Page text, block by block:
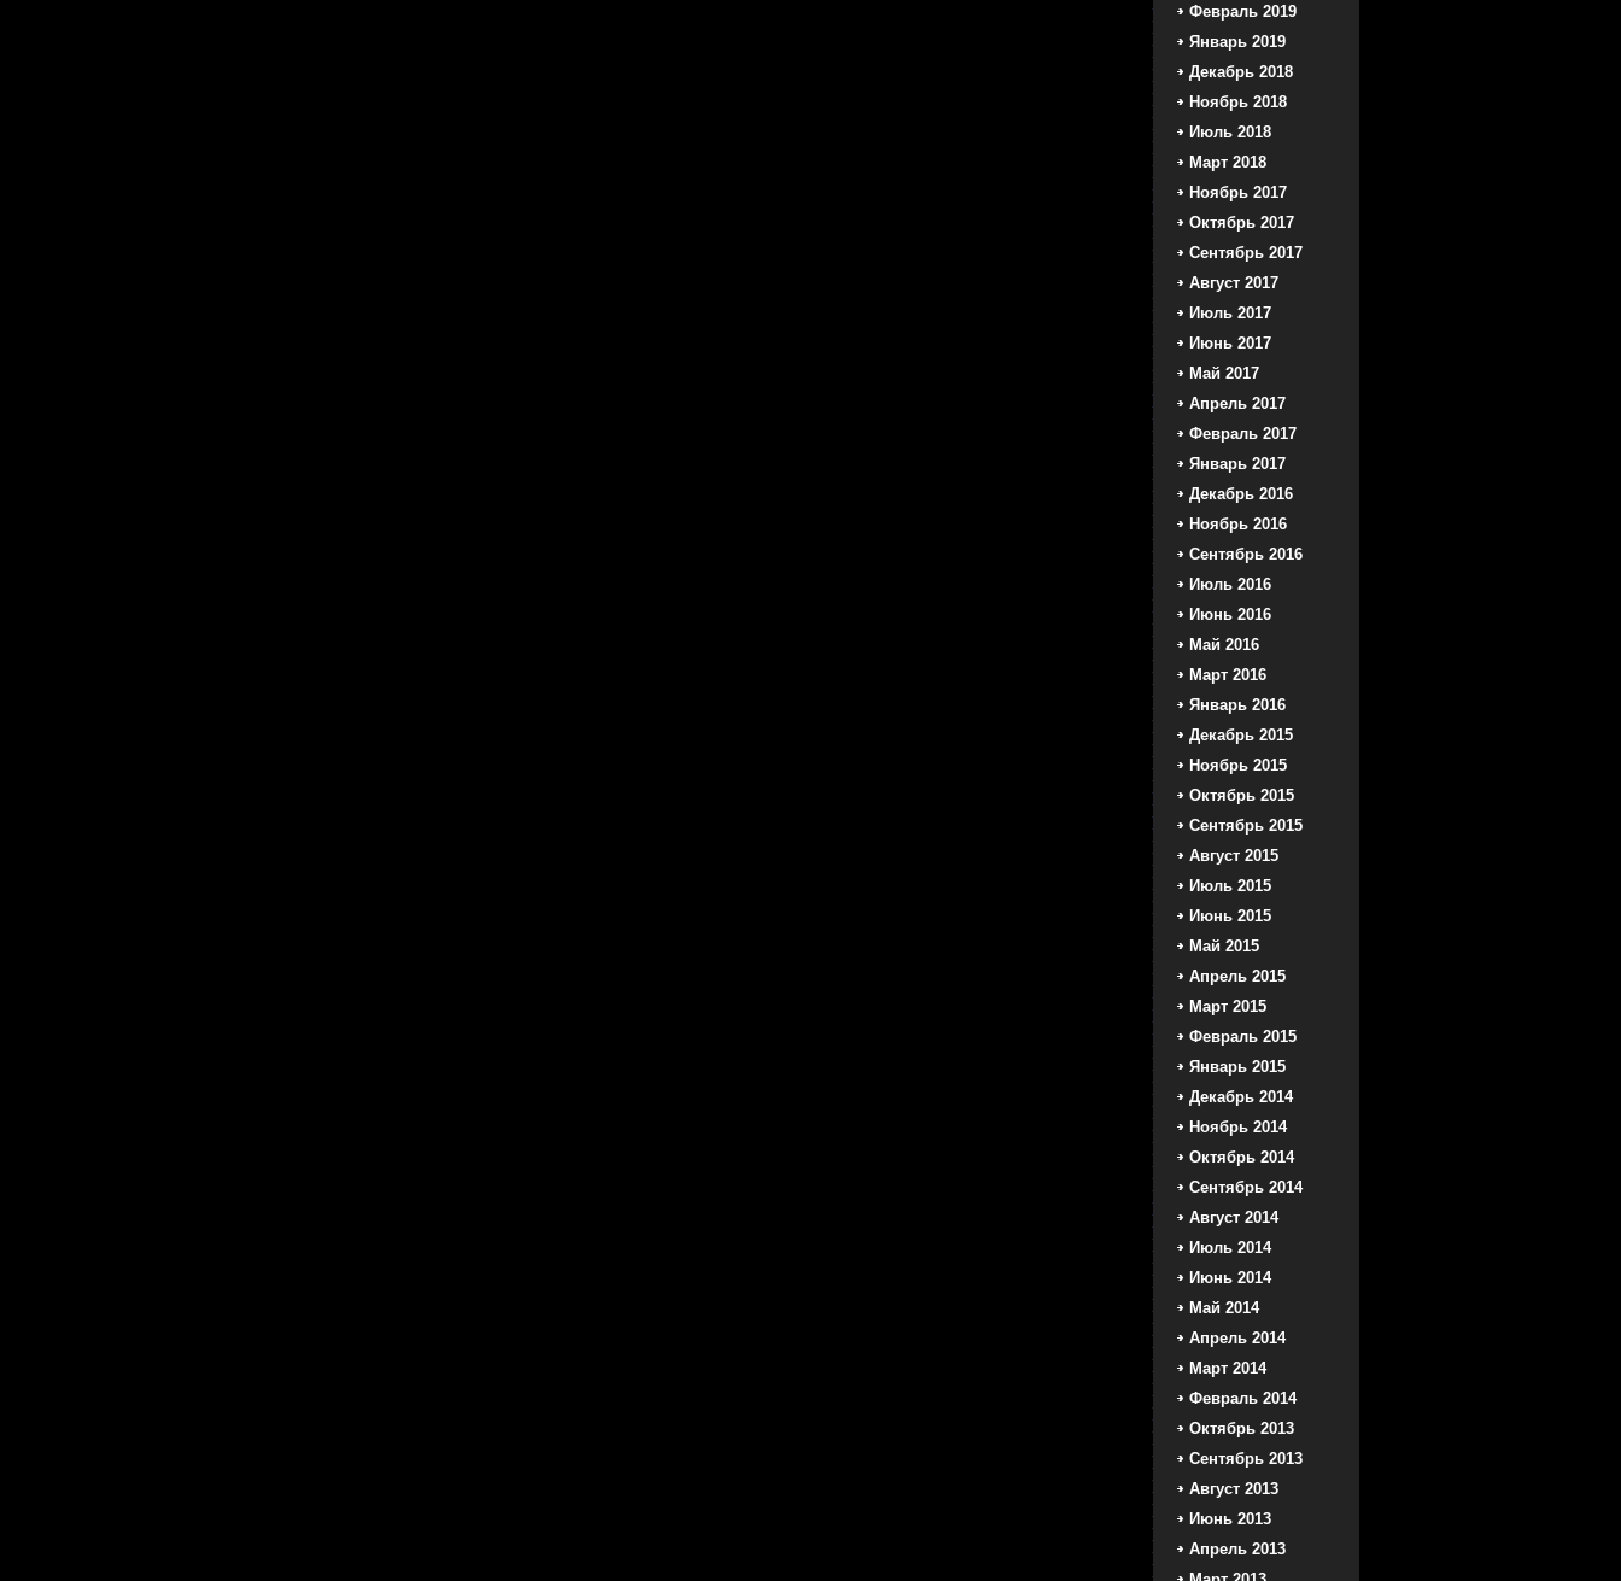
Февраль 2019
Январь 2019
Декабрь 2018
Ноябрь 2018
Июль 2018
Март 2018
Ноябрь 2017
Октябрь 2017
Сентябрь 2017
Август 2017
Июль 2017
Июнь 2017
Май 2017
Апрель 2017
Февраль 2017
Январь 2017
Декабрь 2016
Ноябрь 2016
Сентябрь 2016
Июль 2016
Июнь 2016
Май 2016
Март 2016
Январь 2016
Декабрь 2015
Ноябрь 2015
Октябрь 2015
Сентябрь 2015
Август 2015
Июль 2015
Июнь 2015
Май 2015
Апрель 2015
Март 2015
Февраль 2015
Январь 2015
Декабрь 2014
Ноябрь 2014
Октябрь 2014
Сентябрь 2014
Август 2014
Июль 2014
Июнь 2014
Май 2014
Апрель 2014
Март 2014
Февраль 2014
Октябрь 2013
Сентябрь 2013
Август 2013
Июнь 2013
Апрель 2013